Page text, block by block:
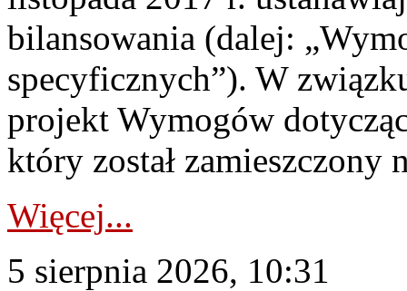
bilansowania (dalej:
specyficznych”). W
projekt Wymogów
który został zamieszczony
Więcej...
5 sierpnia 2026, 10:31